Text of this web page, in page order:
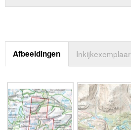
Afbeeldingen Inkijkexemplaar